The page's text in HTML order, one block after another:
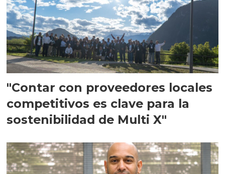
"Contar con proveedores locales
competitivos es clave para la
sostenibilidad de Multi X"